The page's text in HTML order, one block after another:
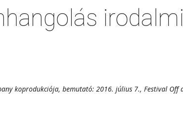
koprodukciója, bemutató: 2016. július 7., Festival Off